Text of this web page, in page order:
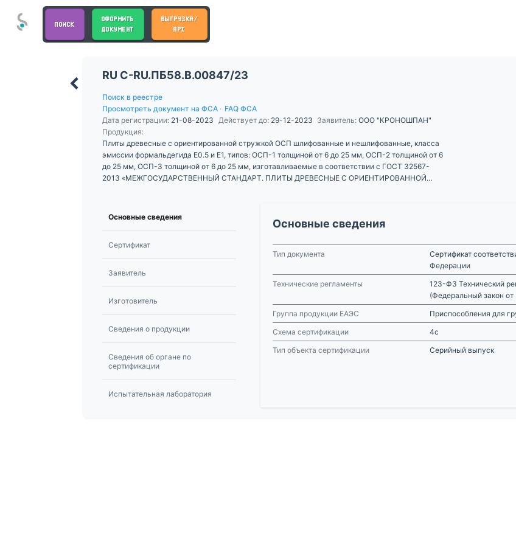
ПОИСК
ОФОРМИТЬ
ДОКУМЕНТ
ВЫГРУЗКА/
API
RU С-RU.ПБ58.В.00847/23
Поиск в реестре
Просмотреть документ на ФСА · FAQ ФСА
Дата регистрации: 21-08-2023 Действует до: 29-12-2023 Заявитель: ООО "КРОНОШПАН"
Продукция:
Плиты древесные с ориентированной стружкой ОСП шлифованные и нешлифованные, класса
эмиссии формальдегида Е0.5 и Е1, типов: ОСП-1 толщиной от 6 до 25 мм, ОСП-2 толщиной от 6
до 25 мм, ОСП-3 толщиной от 6 до 25 мм, изготавливаемые в соответствии с ГОСТ 32567-
2013 «МЕЖГОСУДАРСТВЕННЫЙ СТАНДАРТ. ПЛИТЫ ДРЕВЕСНЫЕ С ОРИЕНТИРОВАННОЙ
Основные сведения
Сертификат
Заявитель
Изготовитель
Сведения о продукции
Сведения об органе по
сертификации
Испытательная лаборатория
Основные сведения
Тип документа
Сертификат
Федерации
Технические регламенты
123-ФЗ Технический
(Федеральный закон
Группа продукции ЕАЭС
Приспособления для
Схема сертификации
4с
Тип объекта сертификации
Серийный выпуск